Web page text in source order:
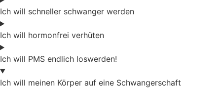
Ich will schneller schwanger werden
Ich will hormonfrei verhüten
Ich will PMS endlich loswerden!
Ich will meinen Körper auf eine Schwangerschaft